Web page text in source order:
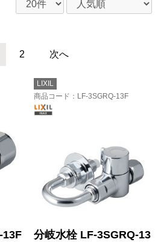
2 次へ
13F
LIXIL
商品コード ：LF-3SGRQ-13F
分岐水栓 LF-3SGRQ-13